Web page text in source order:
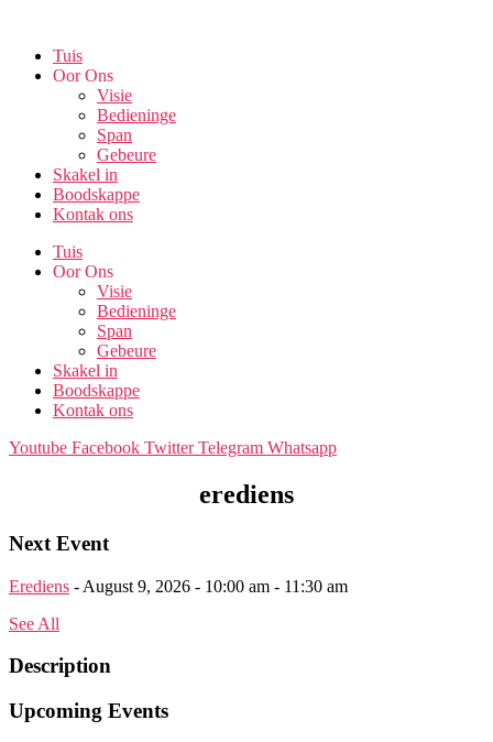
content
Tuis
Oor Ons
Visie
Bedieninge
Span
Gebeure
Skakel in
Boodskappe
Kontak ons
Tuis
Oor Ons
Visie
Bedieninge
Span
Gebeure
Skakel in
Boodskappe
Kontak ons
Youtube Facebook Twitter Telegram Whatsapp
erediens
Next Event
Erediens - August 9, 2026 - 10:00 am - 11:30 am
See All
Description
Upcoming Events